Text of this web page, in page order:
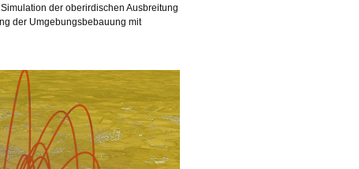
der oberirdischen Ausbreitung
der Umgebungsbebauung mit